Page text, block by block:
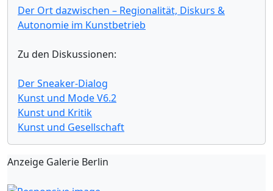
Der Ort dazwischen – Regionalität, Diskurs &
Autonomie im Kunstbetrieb
Zu den Diskussionen:
Der Sneaker-Dialog
Kunst und Mode V6.2
Kunst und Kritik
Kunst und Gesellschaft
Anzeige Galerie Berlin